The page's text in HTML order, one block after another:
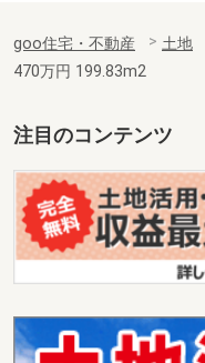
goo住宅・不動産 土地
470万円 199.83m2
注目のコンテンツ